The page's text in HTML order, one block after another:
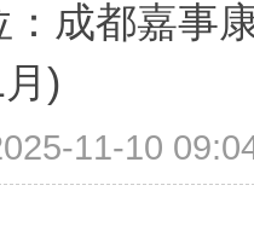
成都嘉事
)
11-10